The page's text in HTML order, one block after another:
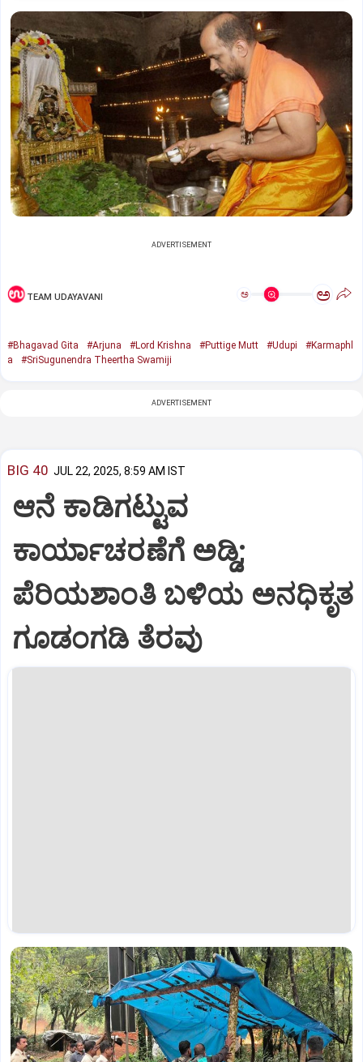
ADVERTISEMENT
TEAM UDAYAVANI ಅ ಅ
#Bhagavad Gita #Arjuna #Lord Krishna #Puttige Mutt #Udupi
#Karmaphl
a
#SriSugunendra Theertha Swamiji
ADVERTISEMENT
BIG 40 JUL 22, 2025, 8:59 AM IST
ಆನೆ ಕಾಡಿಗಟ್ಟುವ
ಕಾರ್ಯಾಚರಣೆಗೆ ಅಡ್ಡಿ;
ಪೆರಿಯಶಾಂತಿ ಬಳಿಯ ಅನಧಿಕೃತ
ಗೂಡಂಗಡಿ ತೆರವು